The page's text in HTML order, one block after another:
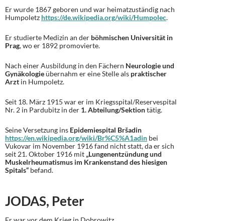
Er wurde 1867 geboren und war heimatzuständig nach
Humpoletz https://de.wikipedia.org/wiki/Humpolec.
Er studierte Medizin an der böhmischen Universität in
Prag, wo er 1892 promovierte.
Nach einer Ausbildung in den Fächern Neurologie und
Gynäkologieübernahm er eine Stelle als praktischer
Arzt in Humpoletz.
Seit 18. März 1915 war er im Kriegsspital/Reservespital
Nr. 2 in Pardubitz in der 1. Abteilung/Sektiontätig.
Seine Versetzung ins Epidemiespital Bršadin
https://en.wikipedia.org/wiki/Br%C5%A1adin bei
Vukovar im November 1916 fand nicht statt, da er sich
seit 21. Oktober 1916 mit „Lungenentzündung und
Muskelrheumatismus im Krankenstand des hiesigen
Spitals“ befand.
JODAS, Peter